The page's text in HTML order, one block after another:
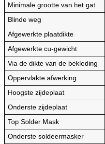
Minimale grootte van het gat
Blinde weg
Afgewerkte plaatdikte
Afgewerkte cu-gewicht
Via de dikte van de bekleding
Oppervlakte afwerking
Hoogste zijdeplaat
Onderste zijdeplaat
Top Solder Mask
Onderste soldeermasker